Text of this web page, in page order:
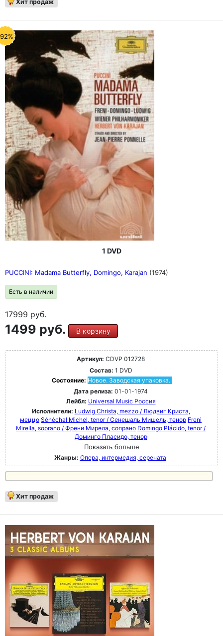
Хит продаж
1 DVD
PUCCINI: Madama Butterfly, Domingo, Karajan (1974)
Есть в наличии
17999руб.
1499 руб. В корзину
Артикул: CDVP 012728
Состав: 1 DVD
Состояние: Новое. Заводская упаковка.
Дата релиза: 01-01-1974
Лейбл: Universal Music Россия
Исполнители: Ludwig Christa, mezzo / Людвиг Криста,
меццо Sénéchal Michel, tenor / Сенешаль Мишель, тенор Freni
Mirella, soprano / Френи Мирела, сопрано Domingo Plácido, tenor /
Доминго Пласидо, тенор
Показать больше
Жанры: Опера, интермедия, серената
Хит продаж